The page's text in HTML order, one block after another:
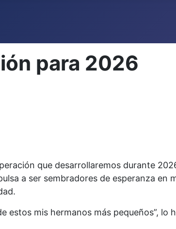
para 2026
que desarrollaremos durante
a ser sembradores de esperanza en
estos mis hermanos más pequeños”,